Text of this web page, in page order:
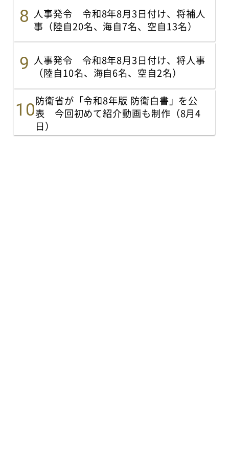
人事発令 令和8年8月3日付け、将補人
事（陸自20名、海自7名、空自13名）
人事発令 令和8年8月3日付け、将人事
（陸自10名、海自6名、空自2名）
防衛省が「令和8年版 防衛白書」を公
表 今回初めて紹介動画も制作（8月4
日）